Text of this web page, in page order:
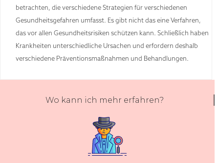
betrachten, die verschiedene Strategien für verschiedenen
Gesundheitsgefahren umfasst. Es gibt nicht das eine Verfahren,
das vor allen Gesundheitsrisiken schützen kann. Schließlich haben
Krankheiten unterschiedliche Ursachen und erfordern deshalb
verschiedene Präventionsmaßnahmen und Behandlungen.
Wo kann ich mehr erfahren?